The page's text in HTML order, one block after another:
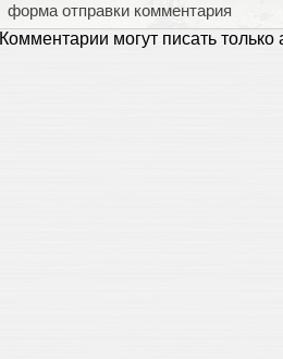
форма отправки комментария
Комментарии могут писать